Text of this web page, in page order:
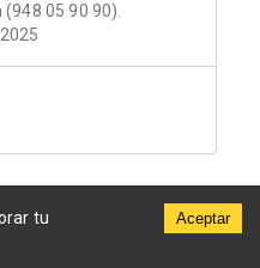
05 90 90).
tu
Aceptar